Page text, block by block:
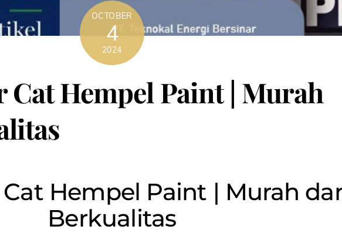
OCTOBER
4
2024
Hempel Paint | Murah
Hempel Paint | Murah
Berkualitas